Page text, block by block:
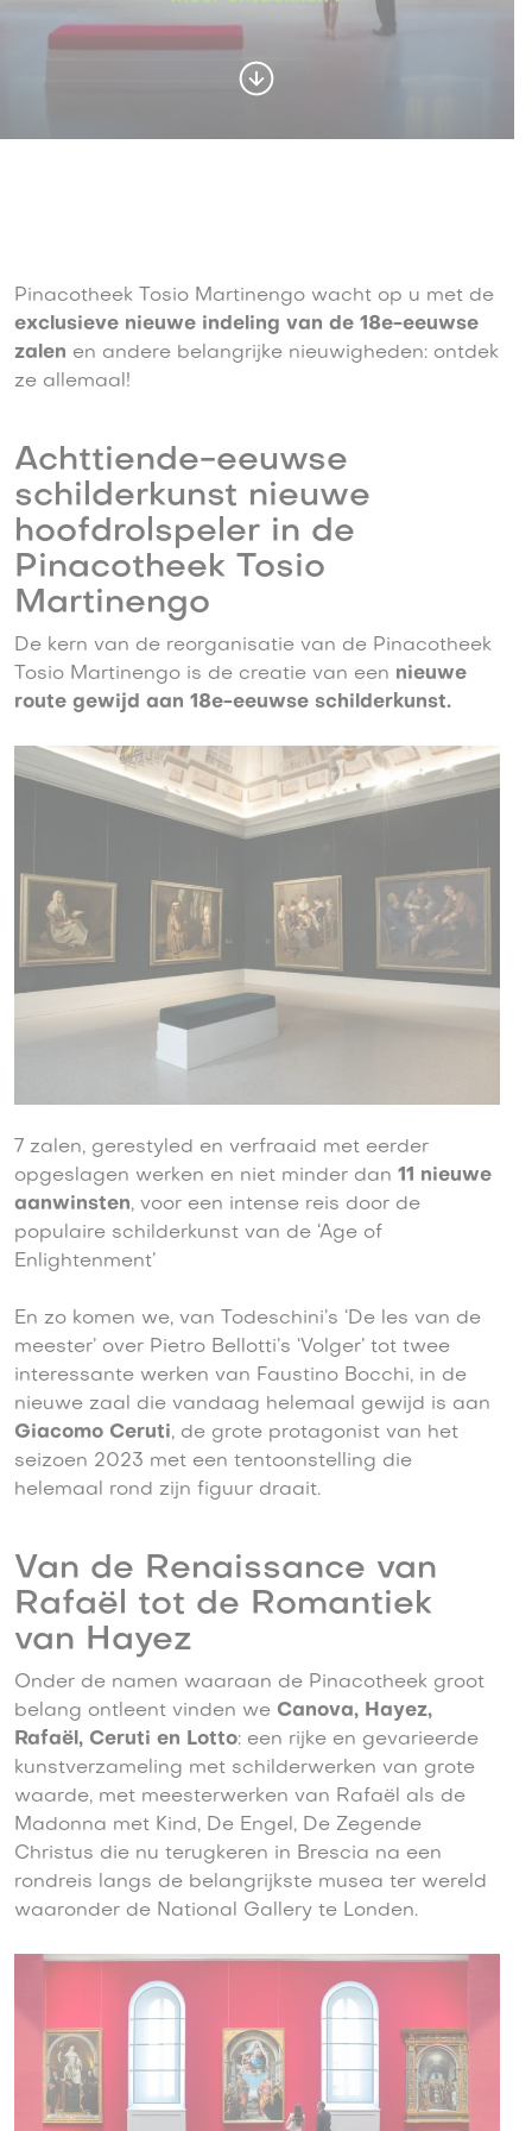
Pinacotheek Tosio Martinengo wacht op u met de
exclusieve nieuwe indeling van de 18e-eeuwse
zalen en andere belangrijke nieuwigheden: ontdek
ze allemaal!
Achttiende-eeuwse
schilderkunst nieuwe
hoofdrolspeler in de
Pinacotheek Tosio
Martinengo
De kern van de reorganisatie van de Pinacotheek
Tosio Martinengo is de creatie van een nieuwe
route gewijd aan 18e-eeuwse schilderkunst.
7 zalen, gerestyled en verfraaid met eerder
opgeslagen werken en niet minder dan 11 nieuwe
aanwinsten, voor een intense reis door de
populaire schilderkunst van de ‘Age of
Enlightenment’
En zo komen we, van Todeschini’s ‘De les van de
meester’ over Pietro Bellotti’s ‘Volger’ tot twee
interessante werken van Faustino Bocchi, in de
nieuwe zaal die vandaag helemaal gewijd is aan
Giacomo Ceruti, de grote protagonist van het
seizoen 2023 met een tentoonstelling die
helemaal rond zijn figuur draait.
Van de Renaissance van
Rafaël tot de Romantiek
van Hayez
Onder de namen waaraan de Pinacotheek groot
belang ontleent vinden we Canova, Hayez,
Rafaël, Ceruti en Lotto: een rijke en gevarieerde
kunstverzameling met schilderwerken van grote
waarde, met meesterwerken van Rafaël als de
Madonna met Kind, De Engel, De Zegende
Christus die nu terugkeren in Brescia na een
rondreis langs de belangrijkste musea ter wereld
waaronder de National Gallery te Londen.